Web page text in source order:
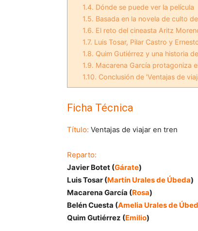
1.4. Dónde se puede ver la película
1.5. Basada en la novela de culto
1.6. El reto del cineasta Aritz
1.7. Luis Tosar, Pilar Castro y
1.8. Quim Gutiérrez y una historia
1.9. Macarena García protagoniza
1.10. Conclusión de 'Ventajas de
Ficha Técnica
Título: Ventajas de viajar en tren
Reparto:
Javier Botet (Gárate)
Luis Tosar (Martín Urales de Úbeda)
Macarena García (Rosa)
Belén Cuesta (Amelia Urales de
Quim Gutiérrez (Emilio)